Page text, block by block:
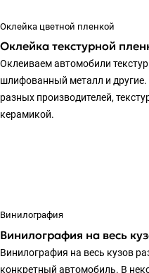
Оклейка цветной пленкой
Оклейка текстурной
Оклеиваем автомобили
шлифованный металл и
разных производителей,
керамикой.
Винилография
Винилография на весь
Винилография на весь кузов
конкретный автомобиль. В